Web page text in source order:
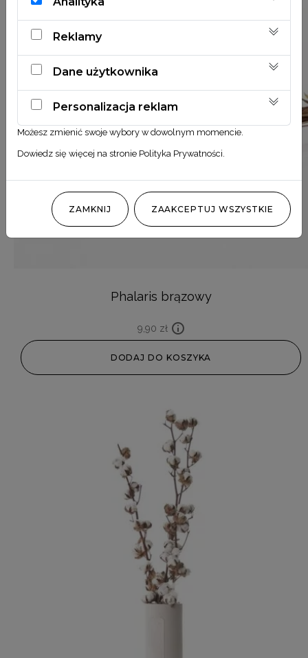
Phalaris brązowy
9,90 zł
DODAJ DO KOSZYKA
Reklamy
Dane użytkownika
Personalizacja reklam
Możesz zmienić swoje wybory w dowolnym momencie.
Dowiedz się więcej na stronie Polityka Prywatności.
ZAMKNIJ ZAAKCEPTUJ WSZYSTKIE